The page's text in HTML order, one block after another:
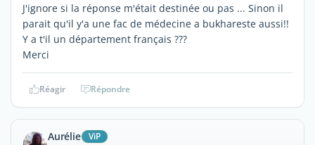
J'ignore si la réponse m'était destinée ou pas ... Sinon il
parait qu'il y'a une fac de médecine a bukhareste aussi!!
Y a t'il un département français ???
Merci
Réagir Répondre
Aurélie ViP